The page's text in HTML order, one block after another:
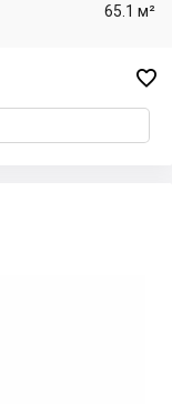
65.1 м²
